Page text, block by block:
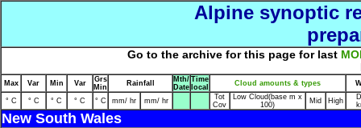
Alpine synoptic
Go to the archive for this page for last
Max Var Min Var
Grs
Min
Rainfall
Mth/
Date
Time
local
Cloud amounts & types
° C ° C ° C ° C ° C mm/ hr mm/ hr
Tot
Cov
Low Cloud(base m x
100)
Mid High
New South Wales